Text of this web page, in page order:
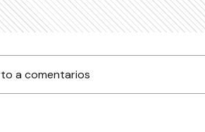
a comentarios